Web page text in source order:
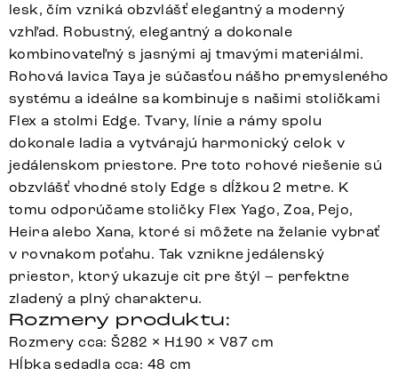
lesk, čím vzniká obzvlášť elegantný a moderný
vzhľad. Robustný, elegantný a dokonale
kombinovateľný s jasnými aj tmavými materiálmi.
Rohová lavica Taya je súčasťou nášho premysleného
systému a ideálne sa kombinuje s našimi stoličkami
Flex a stolmi Edge. Tvary, línie a rámy spolu
dokonale ladia a vytvárajú harmonický celok v
jedálenskom priestore. Pre toto rohové riešenie sú
obzvlášť vhodné stoly Edge s dĺžkou 2 metre. K
tomu odporúčame stoličky Flex Yago, Zoa, Pejo,
Heira alebo Xana, ktoré si môžete na želanie vybrať
v rovnakom poťahu. Tak vznikne jedálenský
priestor, ktorý ukazuje cit pre štýl – perfektne
zladený a plný charakteru.
Rozmery produktu:
Rozmery cca: Š282 × H190 × V87 cm
Hĺbka sedadla cca: 48 cm